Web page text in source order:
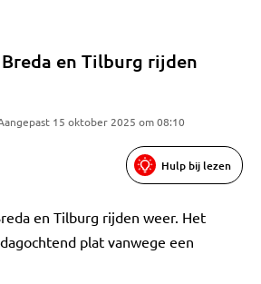
en Tilburg rijden
15 oktober 2025 om 08:10
Hulp bij lezen
en Tilburg rijden weer. Het
plat vanwege een